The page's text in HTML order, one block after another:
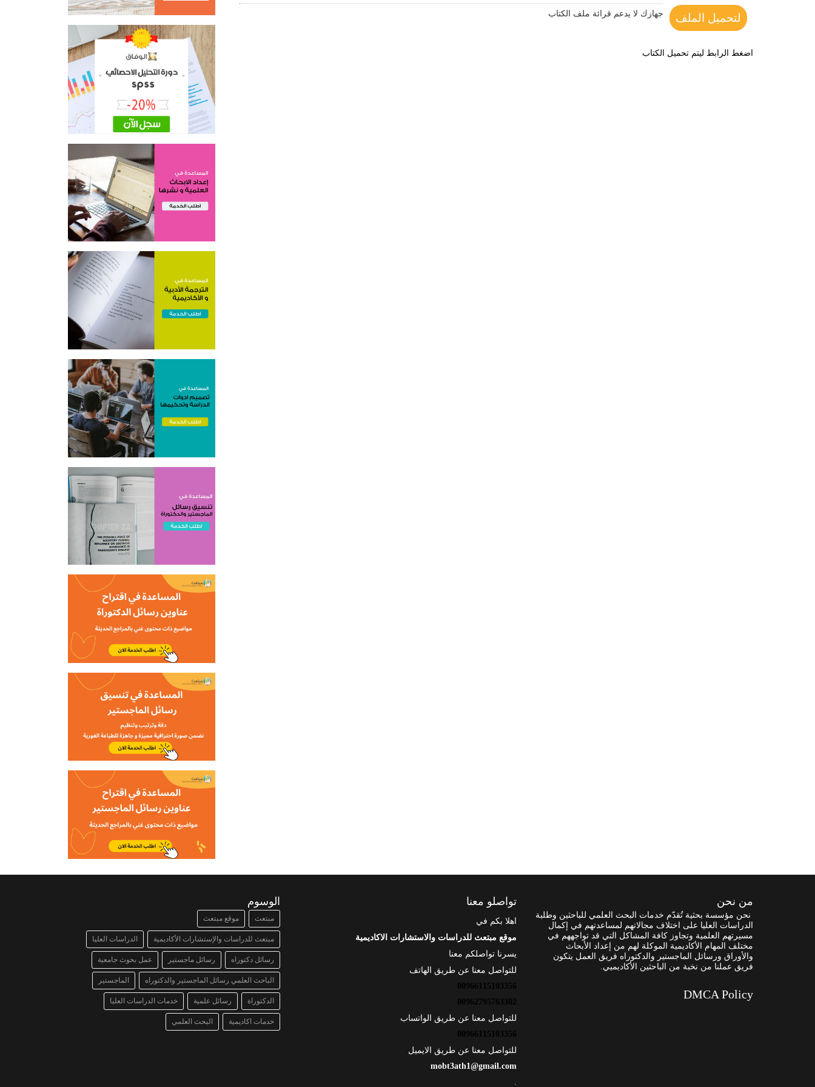
لتحميل الملف جهازك لا يدعم قرائة ملف الكتاب
اضغط الرابط ليتم تحميل الكتاب
من نحن
نحن مؤسسة بحثية تُقدّم خدمات البحث العلمي للباحثين وطلبة
الدراسات العليا على اختلاف مجالاتهم لمساعدتهم في إكمال
مسيرتهم العلمية وتجاوز كافة المشاكل التي قد تواجههم في
مختلف المهام الأكاديمية الموكلة لهم من إعداد الأبحاث
والأوراق ورسائل الماجستير والدكتوراه فريق العمل يتكون
فريق عملنا من نخبة من الباحثين الأكاديميي.
DMCA Policy
تواصلو معنا
اهلا بكم في
موقع مبتعث للدراسات والاستشارات الاكاديمية
يسرنا تواصلكم معنا
للتواصل معنا عن طريق الهاتف
00966115103356
00962795763302
للتواصل معنا عن طريق الواتساب
00966115103356
للتواصل معنا عن طريق الايميل
mobt3ath1@gmail.com
الوسوم
مبتعث موقع مبتعث
مبتعث للدراسات والإستشارات الأكاديمية الدراسات العليا
رسائل دكتوراه رسائل ماجستير عمل بحوث جامعية
الباحث العلمي رسائل الماجستير والدكتوراه الماجستير
الدكتوراة رسائل علمية خدمات الدراسات العليا
خدمات اكاديمية البحث العلمي